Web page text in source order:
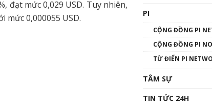
đạt mức 0,029 USD. Tuy nhiên,
mức 0,000055 USD.
PI
CỘNG ĐỒNG PI
CỘNG ĐỒNG PI
TỪ ĐIỂN PI
TÂM SỰ
TIN TỨC 24H